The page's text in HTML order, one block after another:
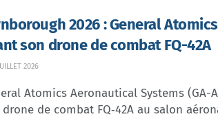
2026 : General
son drone de combat FQ-42A
2026
Atomics Aeronautical Systems (GA-
de combat FQ‑42A au salon